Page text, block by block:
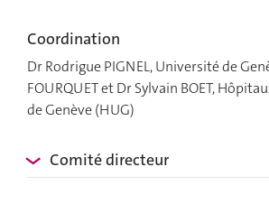
Coordination
Dr Rodrigue PIGNEL, Université de
FOURQUET et Dr Sylvain BOET,
de Genève (HUG)
Comité directeur